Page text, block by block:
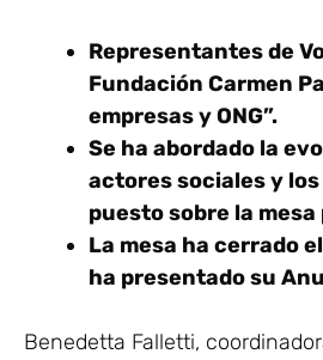
Representantes de
Fundación Carmen
empresas y ONG”.
Se ha abordado la
actores sociales y
puesto sobre la
La mesa ha cerrado
ha presentado su
Benedetta Falletti,